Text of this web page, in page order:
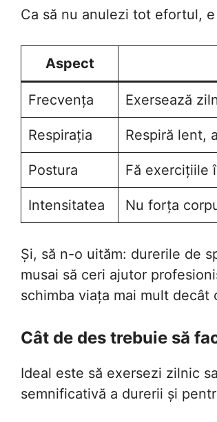
Ca să nu anulezi tot efortul,
Aspect
Frecvența Exersează
Respirația Respiră lent,
Postura Fă exercițiile
Intensitatea Nu forța
Și, să n-o uităm: durerile de
musai să ceri ajutor
schimba viața mai mult decât
Cât de des trebuie să
Ideal este să exersezi zilnic
semnificativă a durerii și